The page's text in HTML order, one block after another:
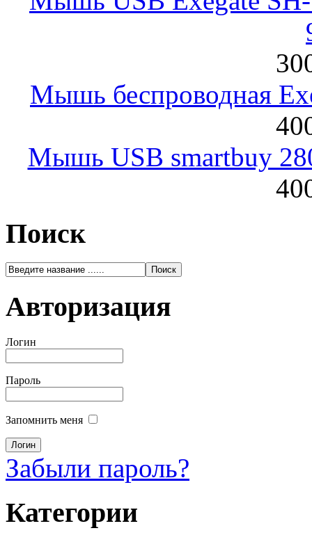
Мышь беспроводная
Мышь USB smartbuy
Поиск
Авторизация
Логин
Пароль
Запомнить меня
Забыли пароль?
Категории